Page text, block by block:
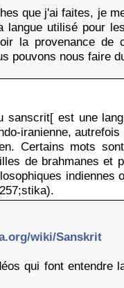
que j'ai faites, je
langue utilisé pour
la provenance de
pouvons nous faire
sanscrit[ est une
iranienne,
Certains mots
de brahmanes et
indiennes
wiki/Sanskrit
qui font entendre